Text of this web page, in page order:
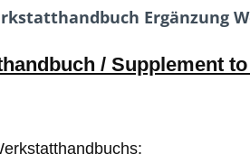
Ergänzung
/ Supplement